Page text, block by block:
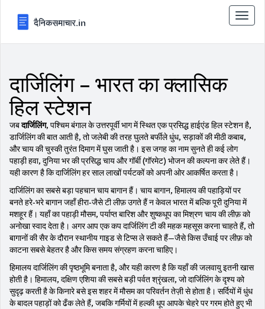
टॉगल
से
दार्जिलिंग – भारत का क्लासिक
हिल स्टेशन
जबदार्जिलिंग, पश्चिम बंगाल के उत्तरपूर्वी भाग में स्थित एक प्रसिद्ध हाईएंड हिल स्टेशन है,
डार्जिलिंगकी बात आती है, तो जलेबी की तरह घुलते बर्फीले धुंध, सड़ाकों की मीठी कबाब,
और चाय की चुस्की तुरंत दिमाग में घुस जाती है। इस जगह का नाम सुनते ही कई लोग
पहाड़ी हवा, दुनिया भर की प्रसिद्ध चाय और गॉर्बी (गॉरमेट) भोजन की कल्पना कर लेते हैं।
यही कारण है कि दार्जिलिंग हर साल लाखों पर्यटकों को अपनी ओर आकर्षित करता है।
दार्जिलिंग का सबसे बड़ा पहचान चाय बागान हैं। चाय बागान, हिमालय की पहाड़ियों पर
बनते हरे‑भरे बागान जहाँ हीरा‑जैसे टी लीफ़ उगते हैंन केवल भारत में बल्कि पूरी दुनिया में
मशहूर हैं। यहाँ का पहाड़ी मौसम, पर्याप्त बारिश और शुष्कधूप का मिश्रण चाय की लीफ़ को
अनोखा स्वाद देता है। अगर आप एक कप दार्जिलिंग टी की महक महसूस करना चाहते हैं, तो
बागानों की सैर के दौरान स्थानीय गाइड से टिप्स ले सकते हैं—जैसे किस उँचाई पर लीफ़ को
काटना सबसे बेहतर है और किस समय संग्रहण करना चाहिए।
हिमालय दार्जिलिंग की पृष्ठभूमि बनाता है, और यही कारण है कि यहाँ की जलवायु इतनी खास
होती है। हिमालय, दक्षिण एशिया की सबसे बड़ी पर्वत श्रृंखला, जो दार्जिलिंग के दृश्य को
सुदृढ़ करती हैके किनारे बसे इस शहर में मौसम का परिवर्तन तेज़ी से होता है। सर्दियों में धुंध
के बादल पहाड़ों को ढँक लेते हैं, जबकि गर्मियों में हल्की धूप आपके चेहरे पर गरम होते हुए भी